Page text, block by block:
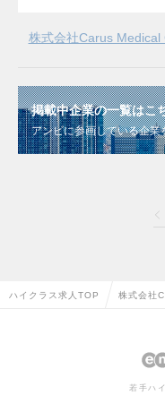
株式会社Carus Medical
掲載中企業の一覧はこ
アンビに参画している企業
ハイクラス求人TOP 株式会社
若手ハ